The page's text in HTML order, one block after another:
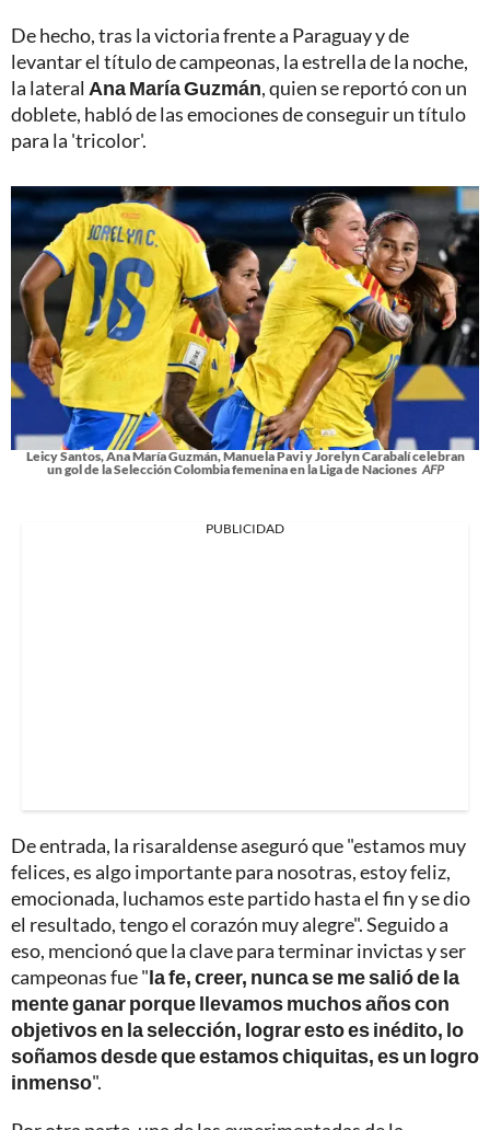
De hecho, tras la victoria frente a Paraguay y de
levantar el título de campeonas, la estrella de la noche,
la lateral Ana María Guzmán, quien se reportó con un
doblete, habló de las emociones de conseguir un título
para la 'tricolor'.
Leicy Santos, Ana María Guzmán, Manuela Pavi y Jorelyn Carabalí celebran
un gol de la Selección Colombia femenina en la Liga de Naciones AFP
PUBLICIDAD
De entrada, la risaraldense aseguró que "estamos muy
felices, es algo importante para nosotras, estoy feliz,
emocionada, luchamos este partido hasta el fin y se dio
el resultado, tengo el corazón muy alegre". Seguido a
eso, mencionó que la clave para terminar invictas y ser
campeonas fue "la fe, creer, nunca se me salió de la
mente ganar porque llevamos muchos años con
objetivos en la selección, lograr esto es inédito, lo
soñamos desde que estamos chiquitas, es un logro
inmenso".